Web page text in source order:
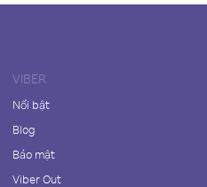
VIBER
Nổi bật
Blog
Bảo mật
Viber Out